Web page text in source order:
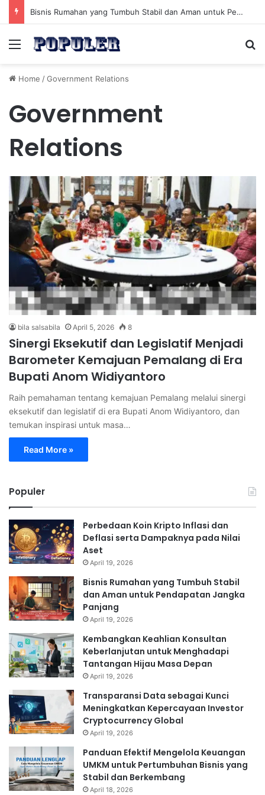
Bisnis Rumahan yang Tumbuh Stabil dan Aman untuk Pendapatan Jangka Panjang
Menu
Home /Government Relations
Government
Relations
bila salsabila April 5, 2026 8
Sinergi Eksekutif dan Legislatif Menjadi
Barometer Kemajuan Pemalang di Era
Bupati Anom Widiyantoro
Raih pemahaman tentang kemajuan Pemalang melalui sinergi
eksekutif dan legislatif di era Bupati Anom Widiyantoro, dan
temukan inspirasi untuk masa…
Read More »
Populer
Perbedaan Koin Kripto Inflasi dan
Deflasi serta Dampaknya pada Nilai
Aset
April 19, 2026
Bisnis Rumahan yang Tumbuh Stabil
dan Aman untuk Pendapatan Jangka
Panjang
April 19, 2026
Kembangkan Keahlian Konsultan
Keberlanjutan untuk Menghadapi
Tantangan Hijau Masa Depan
April 19, 2026
Transparansi Data sebagai Kunci
Meningkatkan Kepercayaan Investor
Cryptocurrency Global
April 19, 2026
Panduan Efektif Mengelola Keuangan
UMKM untuk Pertumbuhan Bisnis yang
Stabil dan Berkembang
April 18, 2026